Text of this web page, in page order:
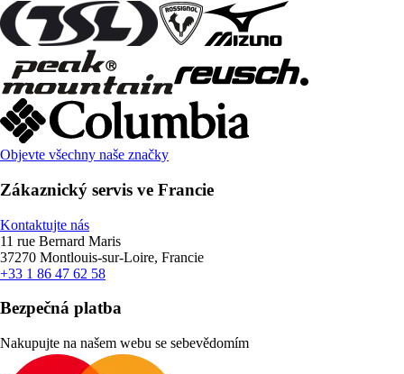
Objevte všechny naše značky
Zákaznický servis ve Francie
Kontaktujte nás
11 rue Bernard Maris
37270 Montlouis-sur-Loire, Francie
+33 1 86 47 62 58
Bezpečná platba
Nakupujte na našem webu se sebevědomím